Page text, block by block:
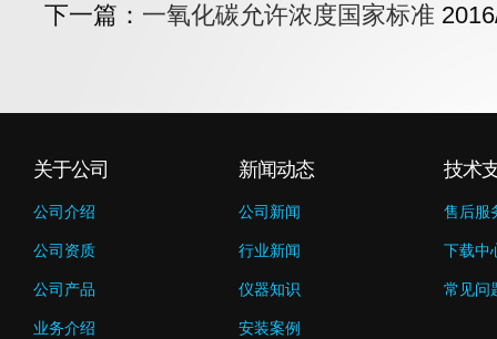
下一篇： 一氧化碳允许浓度国家标准
关于公司
公司介绍
公司资质
公司产品
业务介绍
新闻动态
公司新闻
行业新闻
仪器知识
安装案例
技术
售后服
下载中
常见问